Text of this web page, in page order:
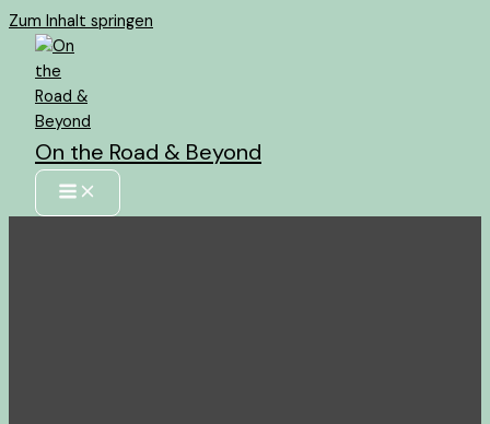
Zum Inhalt springen
On the Road & Beyond